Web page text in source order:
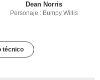
Dean Norris
Personaje : Bumpy Willis
técnico